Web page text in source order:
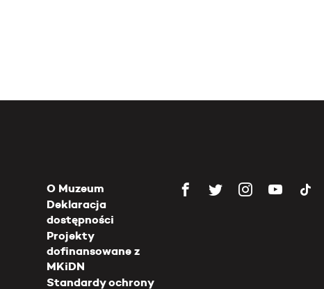
O Muzeum
Deklaracja
dostępności
Projekty
dofinansowane z
MKiDN
Standardy ochrony